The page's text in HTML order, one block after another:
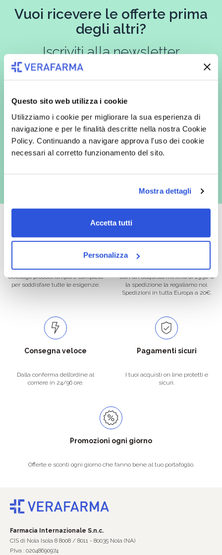
Questo sito web utilizza i cookie
Utilizziamo i cookie per migliorare la sua esperienza di
navigazione e per le finalità descritte nella nostra Cookie
Policy. Continuando a navigare approva l'uso dei cookie
necessari al corretto funzionamento del sito.
Mostra dettagli
Accetta tutti
Personalizza
Vuoi ricevere le offerte prima
degli altri?
Iscriviti alla newsletter
In qualità di interessato, avendo letto l’informativa
espressamente al trattamento dei miei dati personali per finalità
commerciali da parte di Verafarma, tra cui invio di comunicazioni
marketing (con modalità telematiche - quali ad es. newsletter ed e-mail
con inviti e comunicazioni commerciali - e modalità tradizionali, quali ad
es. posta cartacea)
Oltre 50.000 prodotti
Catalogo prodotti ampio e completo
per soddisfare tutte le esigenze.
Spedizione gratuita
Con un acquisto minimo di 29.90 €
la spedizione la regaliamo noi.
Spedizioni in tutta Europa a 20€.
Consegna veloce
Dalla conferma dell’ordine al
corriere in 24/96 ore.
Pagamenti sicuri
I tuoi acquisti on line protetti e
sicuri.
Promozioni ogni giorno
Offerte e sconti ogni giorno che fanno bene al tuo portafoglio.
Farmacia Internazionale S.n.c.
CIS di Nola Isola 8 8008 / 8011 - 80035 Nola (NA)
P.Iva : 02048690974